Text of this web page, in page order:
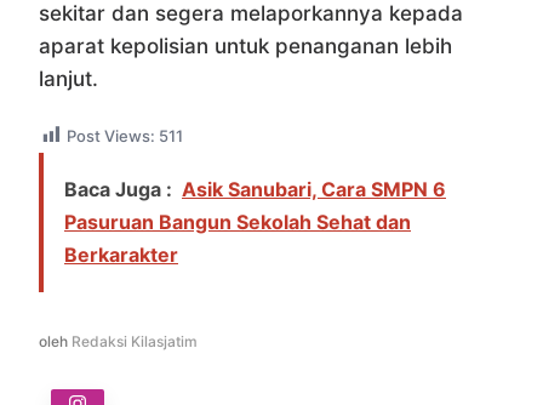
sekitar dan segera melaporkannya kepada
aparat kepolisian untuk penanganan lebih
lanjut.
Post Views: 511
Baca Juga : Asik Sanubari, Cara SMPN 6
Pasuruan Bangun Sekolah Sehat dan
Berkarakter
oleh Redaksi Kilasjatim